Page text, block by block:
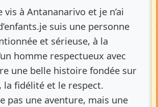
vis à Antananarivo et je n’ai
suis une personne
et sérieuse, à la
homme respectueux avec
une belle histoire fondée sur
la fidélité et le respect.
pas une aventure, mais une